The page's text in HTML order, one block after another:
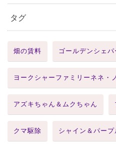
タグ
畑の賃料 ゴールデンシェ
ヨークシャーファミリーネネ・
アズキちゃん＆ムクちゃん
クマ駆除 シャイン＆パープ